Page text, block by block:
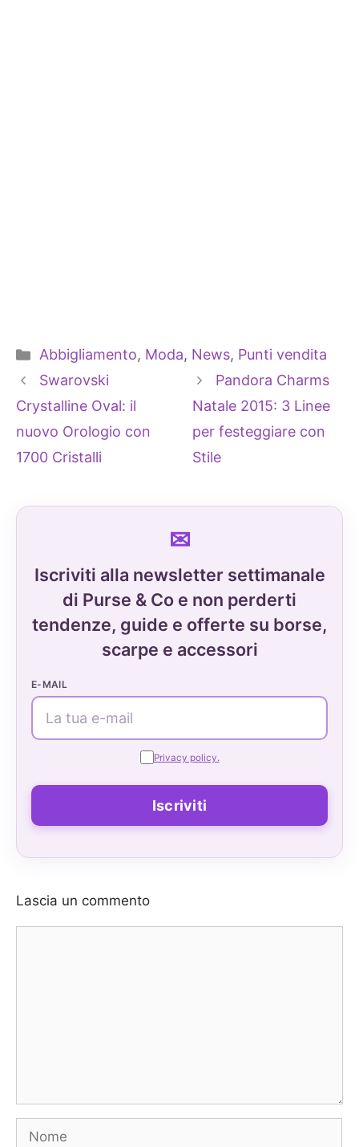
Categorie
Abbigliamento, Moda, News, Punti vendita
Swarovski
Crystalline Oval: il
nuovo Orologio con
1700 Cristalli
Pandora Charms
Natale 2015: 3 Linee
per festeggiare con
Stile
Iscriviti alla newsletter settimanale
di Purse & Co e non perderti
tendenze, guide e offerte su borse,
scarpe e accessori
E-MAIL
Privacy policy.
Lascia un commento
Nome